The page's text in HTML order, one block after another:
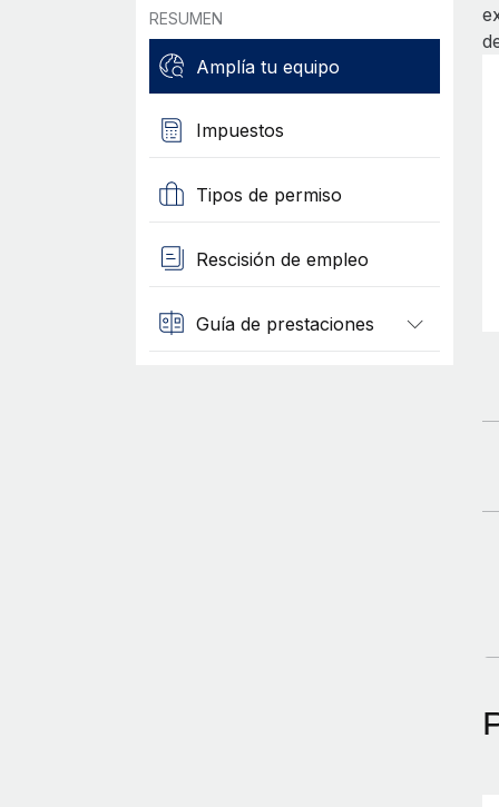
RESUMEN
Amplía tu equipo
Impuestos
Tipos de permiso
Rescisión de empleo
Guía de prestaciones